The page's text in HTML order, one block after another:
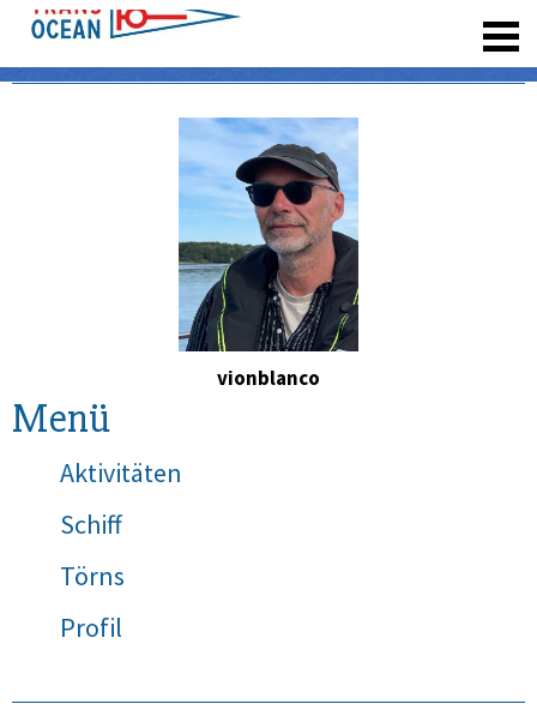
vionblanco
Menü
Aktivitäten
Schiff
Törns
Profil